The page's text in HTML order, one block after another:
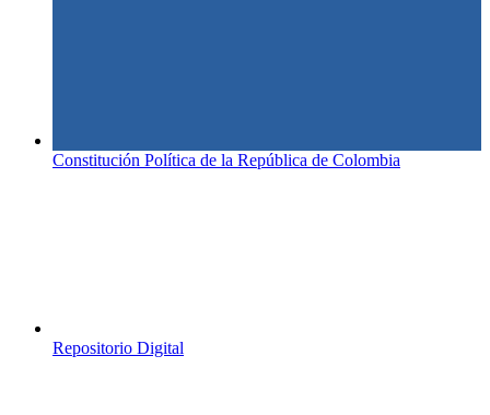
Constitución Política de la República de Colombia
Repositorio Digital